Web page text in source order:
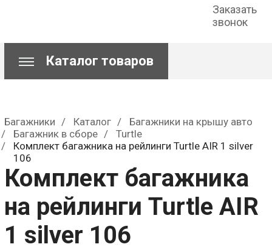
Заказать
звонок
Каталог товаров
0р.
Багажники Каталог
Багажники на крышу авто
Багажник в сборе
Turtle
Комплект багажника на рейлинги Turtle AIR 1 silver
106
Комплект багажника
на рейлинги Turtle AIR
1 silver 106